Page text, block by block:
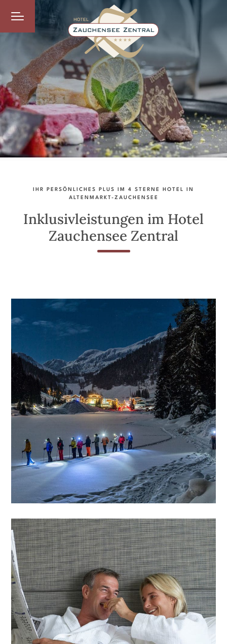
IHR PERSÖNLICHES PLUS IM 4 STERNE HOTEL IN
ALTENMARKT-ZAUCHENSEE
Inklusivleistungen im Hotel
Zauchensee Zentral